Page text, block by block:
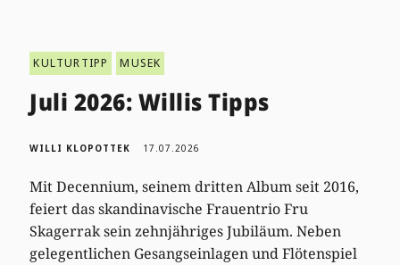
KULTURTIPP MUSEK
Juli 2026: Willis Tipps
WILLI KLOPOTTEK 17.07.2026
Mit Decennium, seinem dritten Album seit 2016,
feiert das skandinavische Frauentrio Fru
Skagerrak sein zehnjähriges Jubiläum. Neben
gelegentlichen Gesangseinlagen und Flötenspiel